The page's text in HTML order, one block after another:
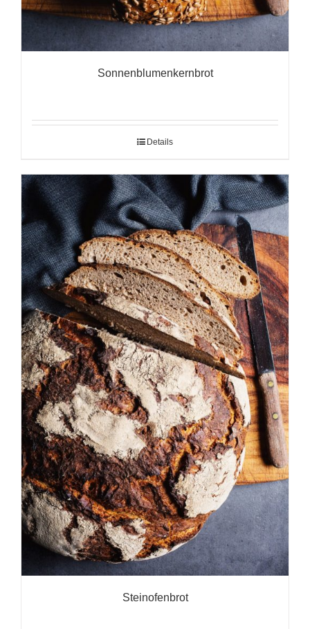
Sonnenblumenkernbrot
Details
Steinofenbrot